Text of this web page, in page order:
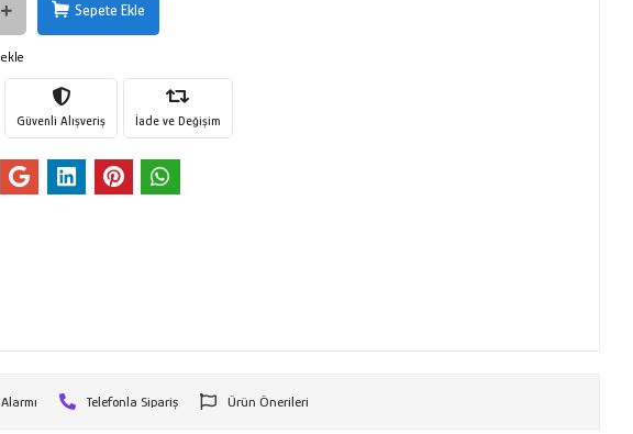
Sepete Ekle
Güvenli Alışveriş İade ve Değişim
Telefonla Sipariş Ürün Önerileri